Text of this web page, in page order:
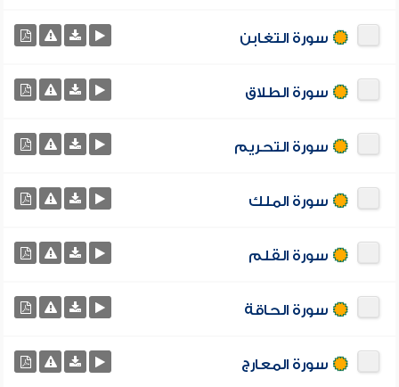
سورة التغابن
سورة الطلاق
سورة التحريم
سورة الملك
سورة القلم
سورة الحاقة
سورة المعارج